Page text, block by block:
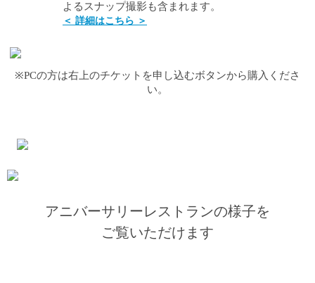
よるスナップ撮影も含まれます。
＜ 詳細はこちら ＞
※PCの方は右上のチケットを申し込むボタンから購入くださ
い。
アニバーサリーレストランの様子を
ご覧いただけます